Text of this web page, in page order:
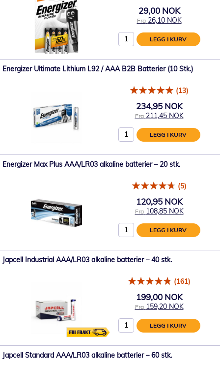
29,00 NOK
Fra 26,10 NOK
LEGG I KURV
Energizer Ultimate Lithium L92 / AAA B2B Batterier (10 Stk.)
(13)
234,95 NOK
Fra 211,45 NOK
LEGG I KURV
Energizer Max Plus AAA/LR03 alkaline batterier – 20 stk.
(5)
120,95 NOK
Fra 108,85 NOK
LEGG I KURV
Japcell Industrial AAA/LR03 alkaline batterier – 40 stk.
(161)
199,00 NOK
Fra 159,20 NOK
LEGG I KURV
Japcell Standard AAA/LR03 alkaline batterier – 60 stk.